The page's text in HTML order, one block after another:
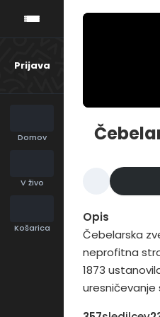
Prijava
Domov
V živo
Košarica
Opis
Čebelarska
neprofitna
1873
uresničevanje